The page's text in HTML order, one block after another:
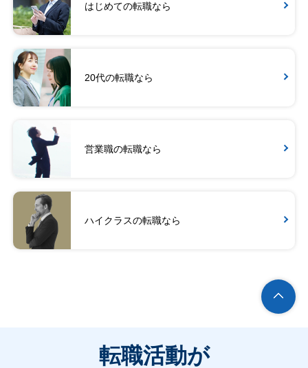
はじめての転職なら
20代の転職なら
営業職の転職なら
ハイクラスの転職なら
転職活動が